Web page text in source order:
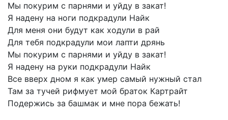
Мы покурим с парнями и уйду в закат!
Я надену на ноги подкрадули Найк
Для меня они будут как ходули в рай
Для тебя подкрадули мои лапти дрянь
Мы покурим с парнями и уйду в закат!
Я надену на руки подкрадули Найк
Все вверх дном я как умер самый нужный стал
Там за тучей рифмует мой браток Картрайт
Подержись за башмак и мне пора бежать!